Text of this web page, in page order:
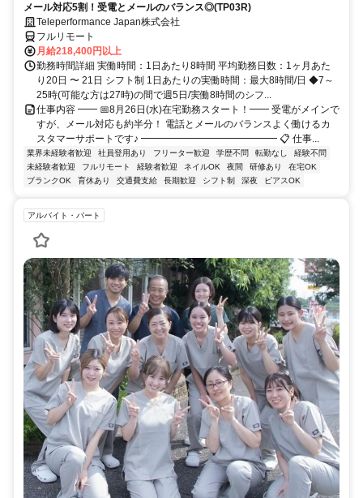
メール対応5割！受電とメールのバランス◎(TP03R)
Teleperformance Japan株式会社
フルリモート
月給218,400円以上
勤務時間詳細 実働時間：1日あたり8時間 平均勤務日数：1ヶ月あた
り20日 〜 21日 シフト制 1日あたりの実働時間：最大8時間/日 ◆7～
25時(可能な方は27時)の間で週5日/実働8時間のシフ...
仕事内容 ━━ 📅8月26日(水)在宅勤務スタート！━━ 受電がメインで
すが、メール対応も約半分！ 電話とメールのバランスよく働けるカ
スタマーサポートです♪ ━━━━━━━━━━━━━━ 📋 仕事...
業界未経験者歓迎 社員登用あり フリーター歓迎 学歴不問 転勤なし
経験不問
未経験者歓迎
フルリモート 経験者歓迎 ネイルOK 夜間 研修あり
在宅OK
ブランクOK
育休あり 交通費支給 長期歓迎 シフト制 深夜 ピアスOK
アルバイト・パート